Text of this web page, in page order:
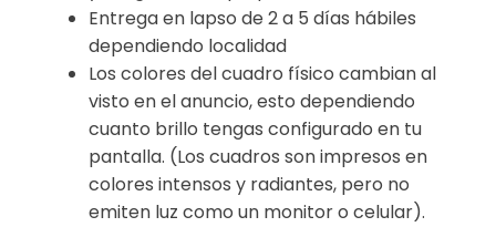
Entrega en lapso de 2 a 5 días hábiles
dependiendo localidad
Los colores del cuadro físico cambian al
visto en el anuncio, esto dependiendo
cuanto brillo tengas configurado en tu
pantalla. (Los cuadros son impresos en
colores intensos y radiantes, pero no
emiten luz como un monitor o celular).